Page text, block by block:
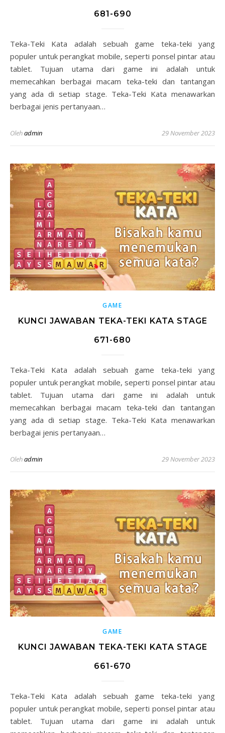
681-690
Teka-Teki Kata adalah sebuah game teka-teki yang
populer untuk perangkat mobile, seperti ponsel pintar atau
tablet. Tujuan utama dari game ini adalah untuk
memecahkan berbagai macam teka-teki dan tantangan
yang ada di setiap stage. Teka-Teki Kata menawarkan
berbagai jenis pertanyaan…
Olehadmin 29 November 2023
GAME
KUNCI JAWABAN TEKA-TEKI KATA STAGE
671-680
Teka-Teki Kata adalah sebuah game teka-teki yang
populer untuk perangkat mobile, seperti ponsel pintar atau
tablet. Tujuan utama dari game ini adalah untuk
memecahkan berbagai macam teka-teki dan tantangan
yang ada di setiap stage. Teka-Teki Kata menawarkan
berbagai jenis pertanyaan…
Olehadmin 29 November 2023
GAME
KUNCI JAWABAN TEKA-TEKI KATA STAGE
661-670
Teka-Teki Kata adalah sebuah game teka-teki yang
populer untuk perangkat mobile, seperti ponsel pintar atau
tablet. Tujuan utama dari game ini adalah untuk